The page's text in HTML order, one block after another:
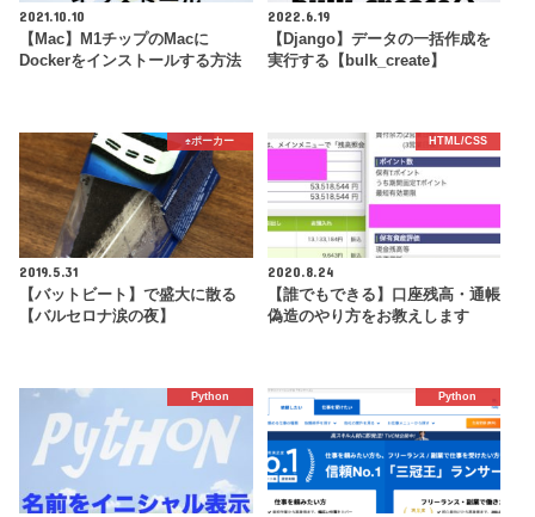
2021.10.10
【Mac】M1チップのMacに
Dockerをインストールする方法
2022.6.19
【Django】データの一括作成を
実行する【bulk_create】
♠️ポーカー
2019.5.31
【バットビート】で盛大に散る
【バルセロナ涙の夜】
HTML/CSS
2020.8.24
【誰でもできる】口座残高・通帳
偽造のやり方をお教えします
Python Python